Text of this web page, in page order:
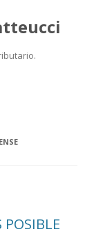
POSIBLE